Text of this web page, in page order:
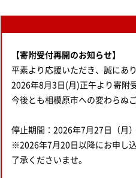
【寄附受付再開のお知らせ】
平素より応援いただき、誠にあ
2026年8月3日(月)正午より寄附
今後とも相模原市への変わらぬ
停止期間：2026年7月27日（月
※2026年7月20日以降にお申し
了承くださいませ。